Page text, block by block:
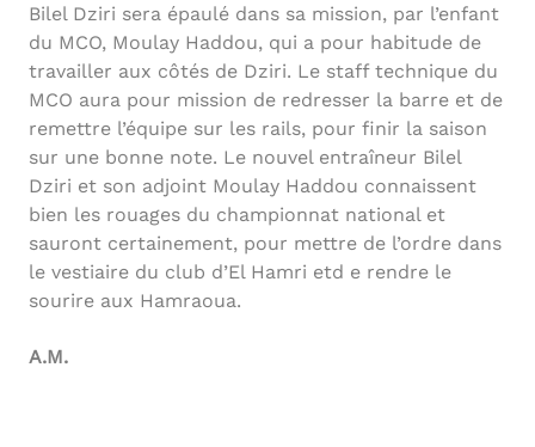
Bilel Dziri sera épaulé dans sa mission, par l’enfant
du MCO, Moulay Haddou, qui a pour habitude de
travailler aux côtés de Dziri. Le staff technique du
MCO aura pour mission de redresser la barre et de
remettre l’équipe sur les rails, pour finir la saison
sur une bonne note. Le nouvel entraîneur Bilel
Dziri et son adjoint Moulay Haddou connaissent
bien les rouages du championnat national et
sauront certainement, pour mettre de l’ordre dans
le vestiaire du club d’El Hamri etd e rendre le
sourire aux Hamraoua.
A.M.